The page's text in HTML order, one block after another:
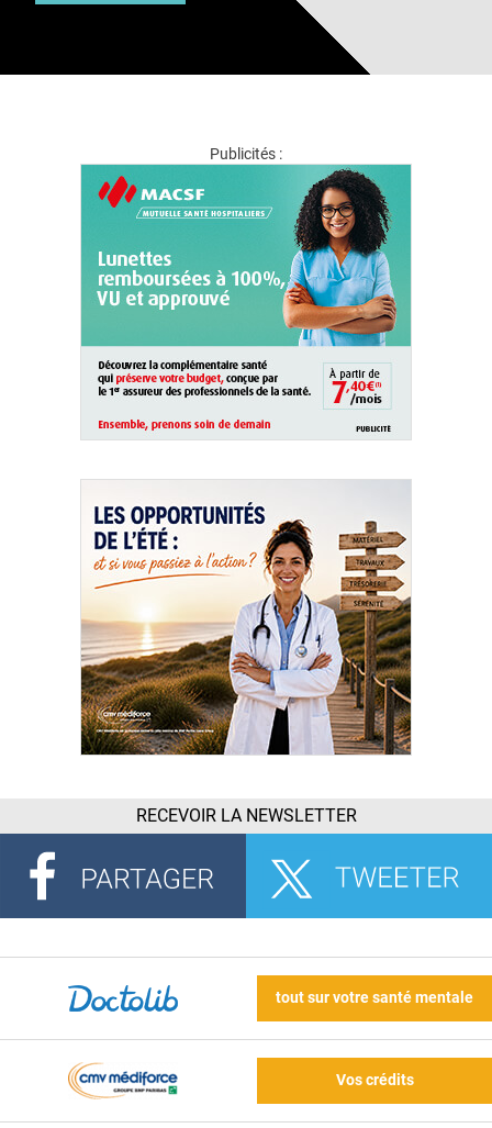
Publicités :
RECEVOIR LA NEWSLETTER
tout sur votre santé mentale
Vos crédits